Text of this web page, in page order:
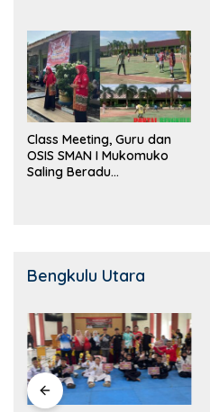
Class Meeting, Guru dan
OSIS SMAN I Mukomuko
Saling Beradu
Bengkulu Utara